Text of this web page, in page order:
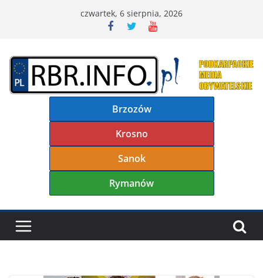
czwartek, 6 sierpnia, 2026
Brzozów
Krosno
Sanok
Rymanów